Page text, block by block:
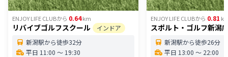
ENJOY LIFE CLUBから 0.64km
リバイブゴルフスクール
インドア
新潟駅から徒歩32分
平日 11:00 〜 19:30
ENJOY LIFE CLUBから 0.81
スポルト・ゴルフ新潟
新潟駅から徒歩26分
平日 13:00 〜 22:00